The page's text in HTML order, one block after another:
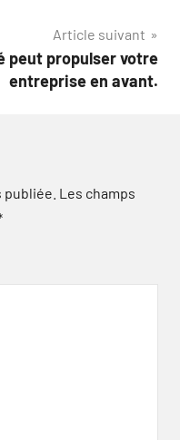
Article suivant
peut propulser votre
entreprise en avant.
Les champs